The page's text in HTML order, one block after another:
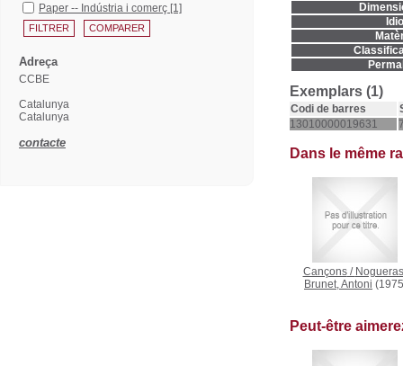
Exemplars (1)
Codi de barres
13010000019631
Dans le même
Cançons/
Brunet, Antoni
Peut-être
Paper -- Indústria i comerç [1]
Adreça
CCBE
Catalunya
Catalunya
contacte